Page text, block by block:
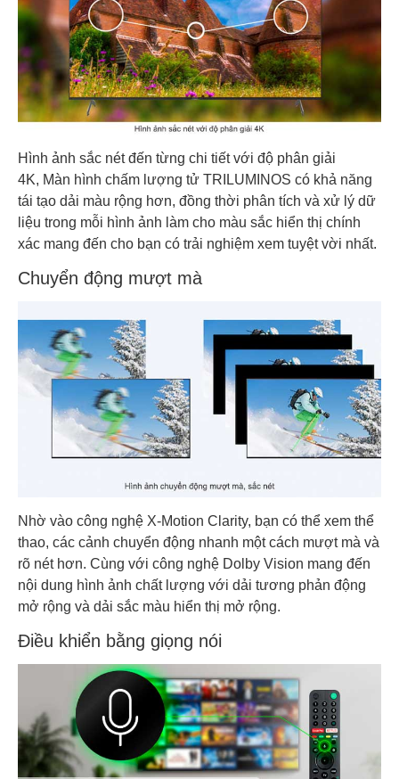
Hình ảnh sắc nét đến từng chi tiết với độ phân giải
4K, Màn hình chấm lượng tử TRILUMINOS có khả năng
tái tạo dải màu rộng hơn, đồng thời phân tích và xử lý dữ
liệu trong mỗi hình ảnh làm cho màu sắc hiển thị chính
xác mang đến cho bạn có trải nghiệm xem tuyệt vời nhất.
Chuyển động mượt mà
Nhờ vào công nghệ X-Motion Clarity, bạn có thể xem thể
thao, các cảnh chuyển động nhanh một cách mượt mà và
rõ nét hơn. Cùng với công nghệ Dolby Vision mang đến
nội dung hình ảnh chất lượng với dải tương phản động
mở rộng và dải sắc màu hiển thị mở rộng.
Điều khiển bằng giọng nói